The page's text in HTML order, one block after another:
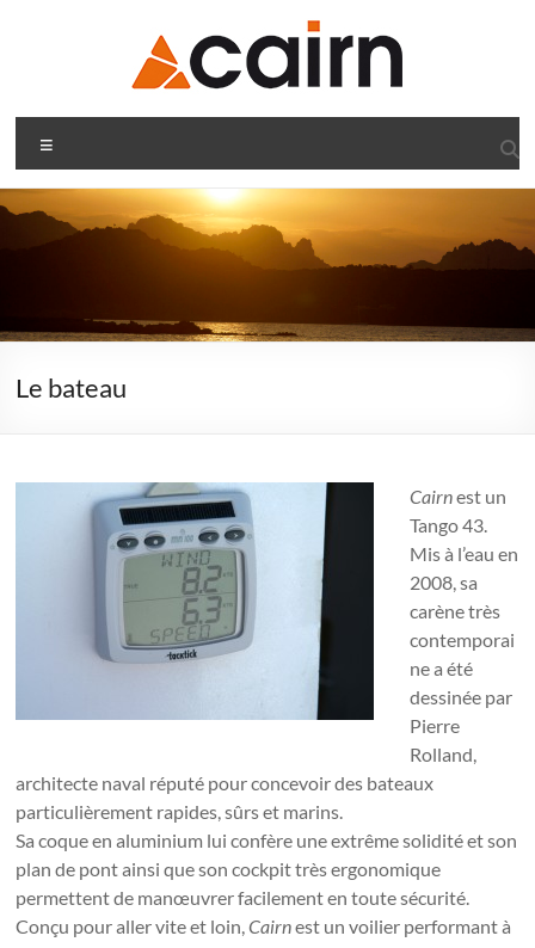
Navigations
sur
notre
voilier
Cairn
sur
Le bateau
Cairnest un
Tango 43.
Mis à l’eau en
2008, sa
carène très
contemporai
ne a été
dessinée par
Pierre
Rolland,
architecte naval réputé pour concevoir des bateaux
particulièrement rapides, sûrs et marins.
Sa coque en aluminium lui confère une extrême solidité et son
plan de pont ainsi que son cockpit très ergonomique
permettent de manœuvrer facilement en toute sécurité.
Conçu pour aller vite et loin,Cairnest un voilier performant à